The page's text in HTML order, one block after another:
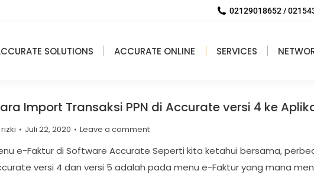
02129018652 /
SOLUTIONS ACCURATE ONLINE SERVICES
Import Transaksi PPN di Accurate versi 4 ke
rizki Juli 22, 2020 Leave a comment
e-Faktur di Software Accurate Seperti kita ketahui bersama,
versi 4 dan versi 5 adalah pada menu e-Faktur yang mana